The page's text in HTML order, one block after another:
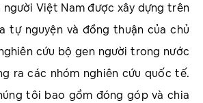
người Việt Nam được xây dựng trên
tự nguyện và đồng thuận của chủ
cứu bộ gen người trong nước
ra các nhóm nghiên cứu quốc tế.
tôi bao gồm đóng góp và chia